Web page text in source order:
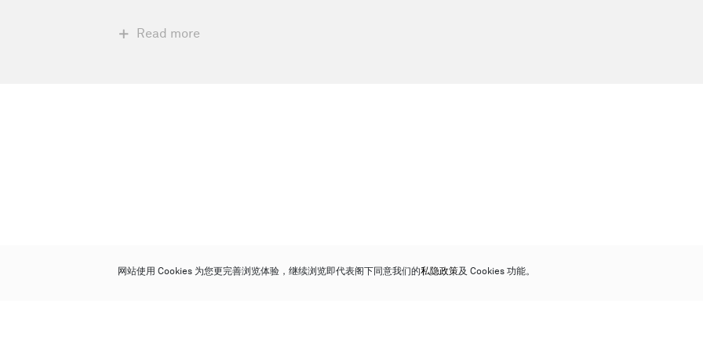
Read more
网站使用 Cookies 为您更完善浏览体验，继续浏览即代表阁下同意我们的私隐政策及 Cookies 功能。